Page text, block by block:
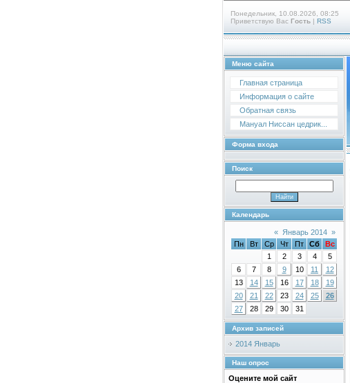
Понедельник, 10.08.2026, 08:25
Приветствую Вас Гость | RSS
Меню сайта
Главная страница
Информация о сайте
Обратная связь
Мануал Ниссан цедрик...
Форма входа
Поиск
Календарь
« Январь 2014 »
Пн
Вт Ср Чт Пт Сб
Вс
1
2 3 4
5
6
7 8 9 10 11
12
13
14 15 16 17 18
19
20
21 22 23 24 25
26
27
28 29 30 31
Архив записей
2014 Январь
Наш опрос
Оцените мой сайт